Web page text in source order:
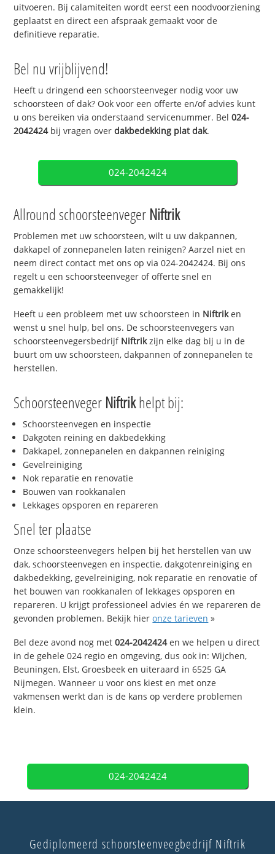
uitvoeren. Bij calamiteiten wordt eerst een noodvoorziening
geplaatst en direct een afspraak gemaakt voor de
definitieve reparatie.
Bel nu vrijblijvend!
Heeft u dringend een schoorsteenveger nodig voor uw
schoorsteen of dak? Ook voor een offerte en/of advies kunt
u ons bereiken via onderstaand servicenummer. Bel024-
2042424bij vragen overdakbedekking plat dak.
024-2042424
Allround schoorsteenveger Niftrik
Problemen met uw schoorsteen, wilt u uw dakpannen,
dakkapel of zonnepanelen laten reinigen? Aarzel niet en
neem direct contact met ons op via 024-2042424. Bij ons
regelt u een schoorsteenveger of offerte snel en
gemakkelijk!
Heeft u een probleem met uw schoorsteen in Niftriken
wenst u snel hulp, bel ons. De schoorsteenvegers van
schoorsteenvegersbedrijf Niftrikzijn elke dag bij u in de
buurt om uw schoorsteen, dakpannen of zonnepanelen te
herstellen.
Schoorsteenveger Niftrikhelpt bij:
Schoorsteenvegen en inspectie
Dakgoten reining en dakbedekking
Dakkapel, zonnepanelen en dakpannen reiniging
Gevelreiniging
Nok reparatie en renovatie
Bouwen van rookkanalen
Lekkages opsporen en repareren
Snel ter plaatse
Onze schoorsteenvegers helpen bij het herstellen van uw
dak, schoorsteenvegen en inspectie, dakgotenreiniging en
dakbedekking, gevelreiniging, nok reparatie en renovatie of
het bouwen van rookkanalen of lekkages opsporen en
repareren. U krijgt professioneel advies én we repareren de
gevonden problemen. Bekijk hieronze tarieven »
Bel deze avond nog met024-2042424en we helpen u direct
in de gehele 024 regio en omgeving, dus ook in: Wijchen,
Beuningen, Elst, Groesbeek en uiteraard in 6525 GA
Nijmegen. Wanneer u voor ons kiest en met onze
vakmensen werkt dan is de kans op verdere problemen
klein.
024-2042424
Gediplomeerd schoorsteenveegbedrijf Niftrik